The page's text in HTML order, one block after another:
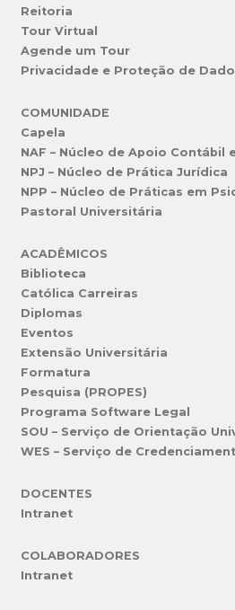
Reitoria
Tour Virtual
Agende um Tour
Privacidade e Proteção de
COMUNIDADE
Capela
NAF – Núcleo de Apoio Contábil
NPJ – Núcleo de Prática Jurídica
NPP – Núcleo de Práticas em
Pastoral Universitária
ACADÊMICOS
Biblioteca
Católica Carreiras
Diplomas
Eventos
Extensão Universitária
Formatura
Pesquisa (PROPES)
Programa Software Legal
SOU – Serviço de Orientação
WES – Serviço de
DOCENTES
Intranet
COLABORADORES
Intranet